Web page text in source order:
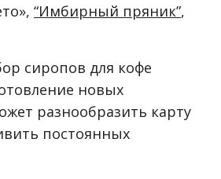
“Имбирный пряник”,
сиропов для кофе
новых
разнообразить карту
постоянных